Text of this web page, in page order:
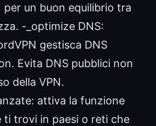
un buon equilibrio tra
-_optimize DNS:
gestisca DNS
Evita DNS pubblici non
della VPN.
attiva la funzione
ti trovi in paesi o reti che